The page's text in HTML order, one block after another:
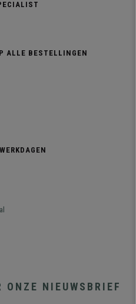
ALLE BESTELLINGEN
NIEUWSBRIEF